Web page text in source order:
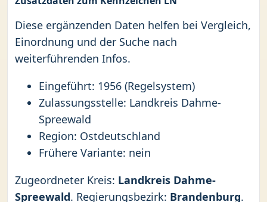
Diese ergänzenden Daten helfen bei Vergleich,
Einordnung und der Suche nach
weiterführenden Infos.
Eingeführt: 1956 (Regelsystem)
Zulassungsstelle: Landkreis Dahme-
Spreewald
Region: Ostdeutschland
Frühere Variante: nein
Zugeordneter Kreis: Landkreis Dahme-
Spreewald. Regierungsbezirk: Brandenburg.